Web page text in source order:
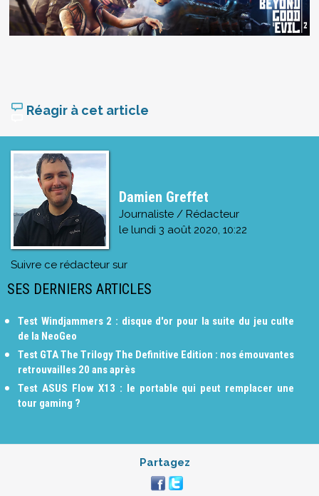
Réagir à cet article
Damien Greffet
Journaliste / Rédacteur
le lundi 3 août 2020, 10:22
Suivre ce rédacteur sur
SES DERNIERS ARTICLES
Test Windjammers 2 : disque d'or pour la suite du jeu culte
de la NeoGeo
Test GTA The Trilogy The Definitive Edition : nos émouvantes
retrouvailles 20 ans après
Test ASUS Flow X13 : le portable qui peut remplacer une
tour gaming ?
Partagez